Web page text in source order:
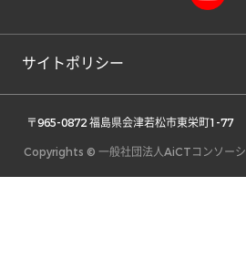
サイトポリシー
〒965-0872 福島県会津若松市東栄町1-77
Copyrights © 一般社団法人AiCTコンソー